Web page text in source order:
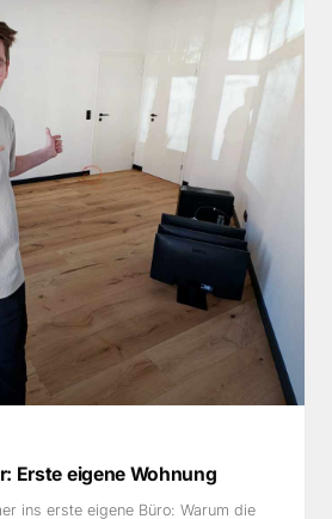
Erste eigene Wohnung
ins erste eigene Büro: Warum die